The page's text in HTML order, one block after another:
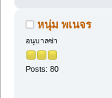
หนุ่ม พเนจร
อนุบาลซ่า
Posts: 80